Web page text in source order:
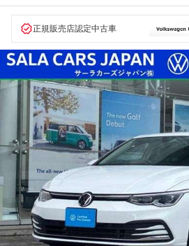
チェンジアシスト リヤトラフィックアラート パ
正規販売店認定中古車